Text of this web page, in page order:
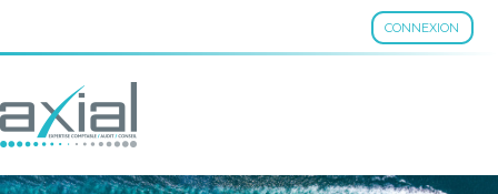
CONNEXION
Aller
au